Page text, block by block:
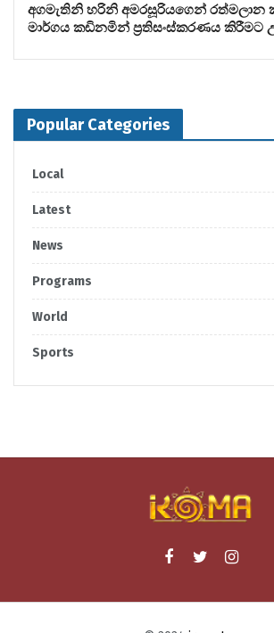
අගමැතිනි හරිනි අමරසූරියගෙන් රත්මලාන
මාර්ගය කඩිනමින් ප්‍රතිසංස්කරණය කිරීමට
Popular Categories
Local
Latest
News
Programs
World
Sports